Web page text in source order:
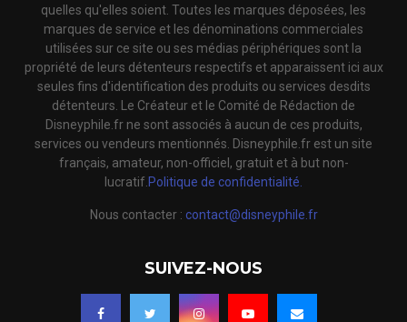
quelles qu'elles soient. Toutes les marques déposées, les
marques de service et les dénominations commerciales
utilisées sur ce site ou ses médias périphériques sont la
propriété de leurs détenteurs respectifs et apparaissent ici aux
seules fins d'identification des produits ou services desdits
détenteurs. Le Créateur et le Comité de Rédaction de
Disneyphile.fr ne sont associés à aucun de ces produits,
services ou vendeurs mentionnés. Disneyphile.fr est un site
français, amateur, non-officiel, gratuit et à but non-
lucratif. Politique de confidentialité.
Nous contacter : contact@disneyphile.fr
SUIVEZ-NOUS